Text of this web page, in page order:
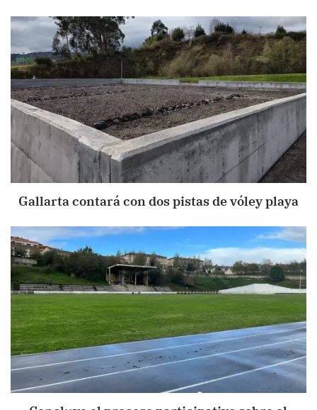
Gallarta contará con dos pistas de vóley playa